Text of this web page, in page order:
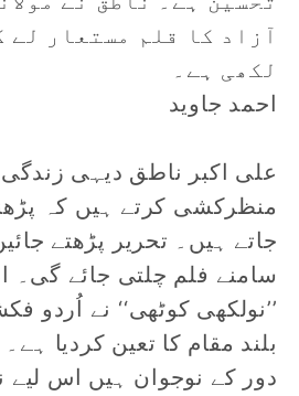
آزاد کا قلم مستعار لے
لکھی ہے۔
احمد جاوید
علی اکبر ناطق دیہی
منظرکشی کرتے ہیں کہ
جاتے ہیں۔ تحریر پڑھتے
سامنے فلم چلتی جائے گی۔
’’نولکھی کوٹھی‘‘ نے اُردو
بلند مقام کا تعین کردیا
دور کے نوجوان ہیں اس لیے